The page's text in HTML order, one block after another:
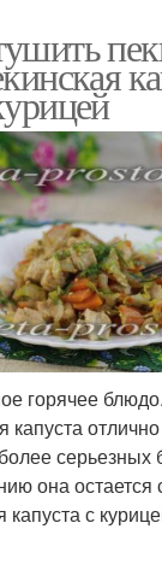
горячее
капуста
серьезных
она остается
с